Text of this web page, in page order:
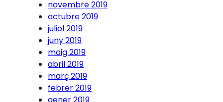
novembre 2019
octubre 2019
juliol 2019
juny 2019
maig 2019
abril 2019
març 2019
febrer 2019